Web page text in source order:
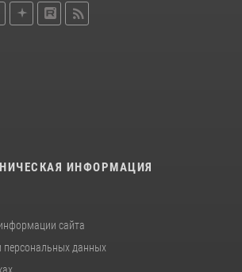
ИНФОРМАЦИЯ
сайта
персональных данных